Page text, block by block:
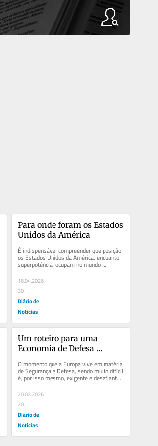
Para onde foram os Estados
Unidos da América
É indispensável compreender que posição
os Estados Unidos da América, enquanto
superpotência, ocupam no mundo
contemporâneo e quais são as...
16.04.2026
30
Diário de
Notícias
Um roteiro para uma
Economia de Defesa
O momento que a Europa vive em matéria
de Segurança e Defesa, sendo muito difícil
é, por isso mesmo, exigente e desafiante.
A Europa tem de...
20.02.2026
20
Diário de
Notícias